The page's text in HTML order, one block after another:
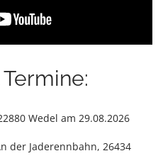
Wedel am 29.08.2026
der Jaderennbahn, 26434